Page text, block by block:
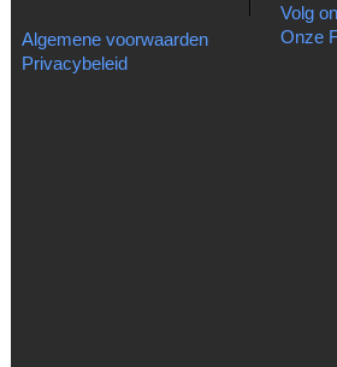
Algemene voorwaarden
Privacybeleid
Volg
Onze